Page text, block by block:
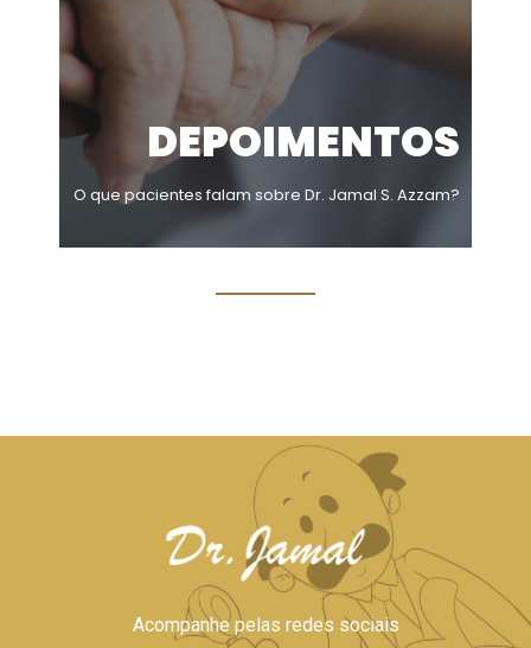
DEPOIMENTOS
O que pacientes falam sobre Dr. Jamal S. Azzam?
Acompanhe pelas redes sociais